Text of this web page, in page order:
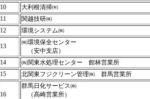
10
大利根清掃㈲
11
関越技研㈱
12
環境システム㈱
13
㈱環境保全センター
（安中支店）
14
㈱関東水処理センター 館林営業所
15
北関東フジクリーン管理㈱ 群馬営業所
16
群馬日化サービス㈱
（高崎営業所）